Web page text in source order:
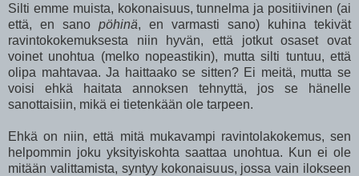
Silti emme muista, kokonaisuus, tunnelma ja positiivinen (ai
että, en sano pöhinä, en varmasti sano) kuhina tekivät
ravintokokemuksesta niin hyvän, että jotkut osaset ovat
voinet unohtua (melko nopeastikin), mutta silti tuntuu, että
olipa mahtavaa. Ja haittaako se sitten? Ei meitä, mutta se
voisi ehkä haitata annoksen tehnyttä, jos se hänelle
sanottaisiin, mikä ei tietenkään ole tarpeen.
Ehkä on niin, että mitä mukavampi ravintolakokemus, sen
helpommin joku yksityiskohta saattaa unohtua. Kun ei ole
mitään valittamista, syntyy kokonaisuus, jossa vain ilokseen